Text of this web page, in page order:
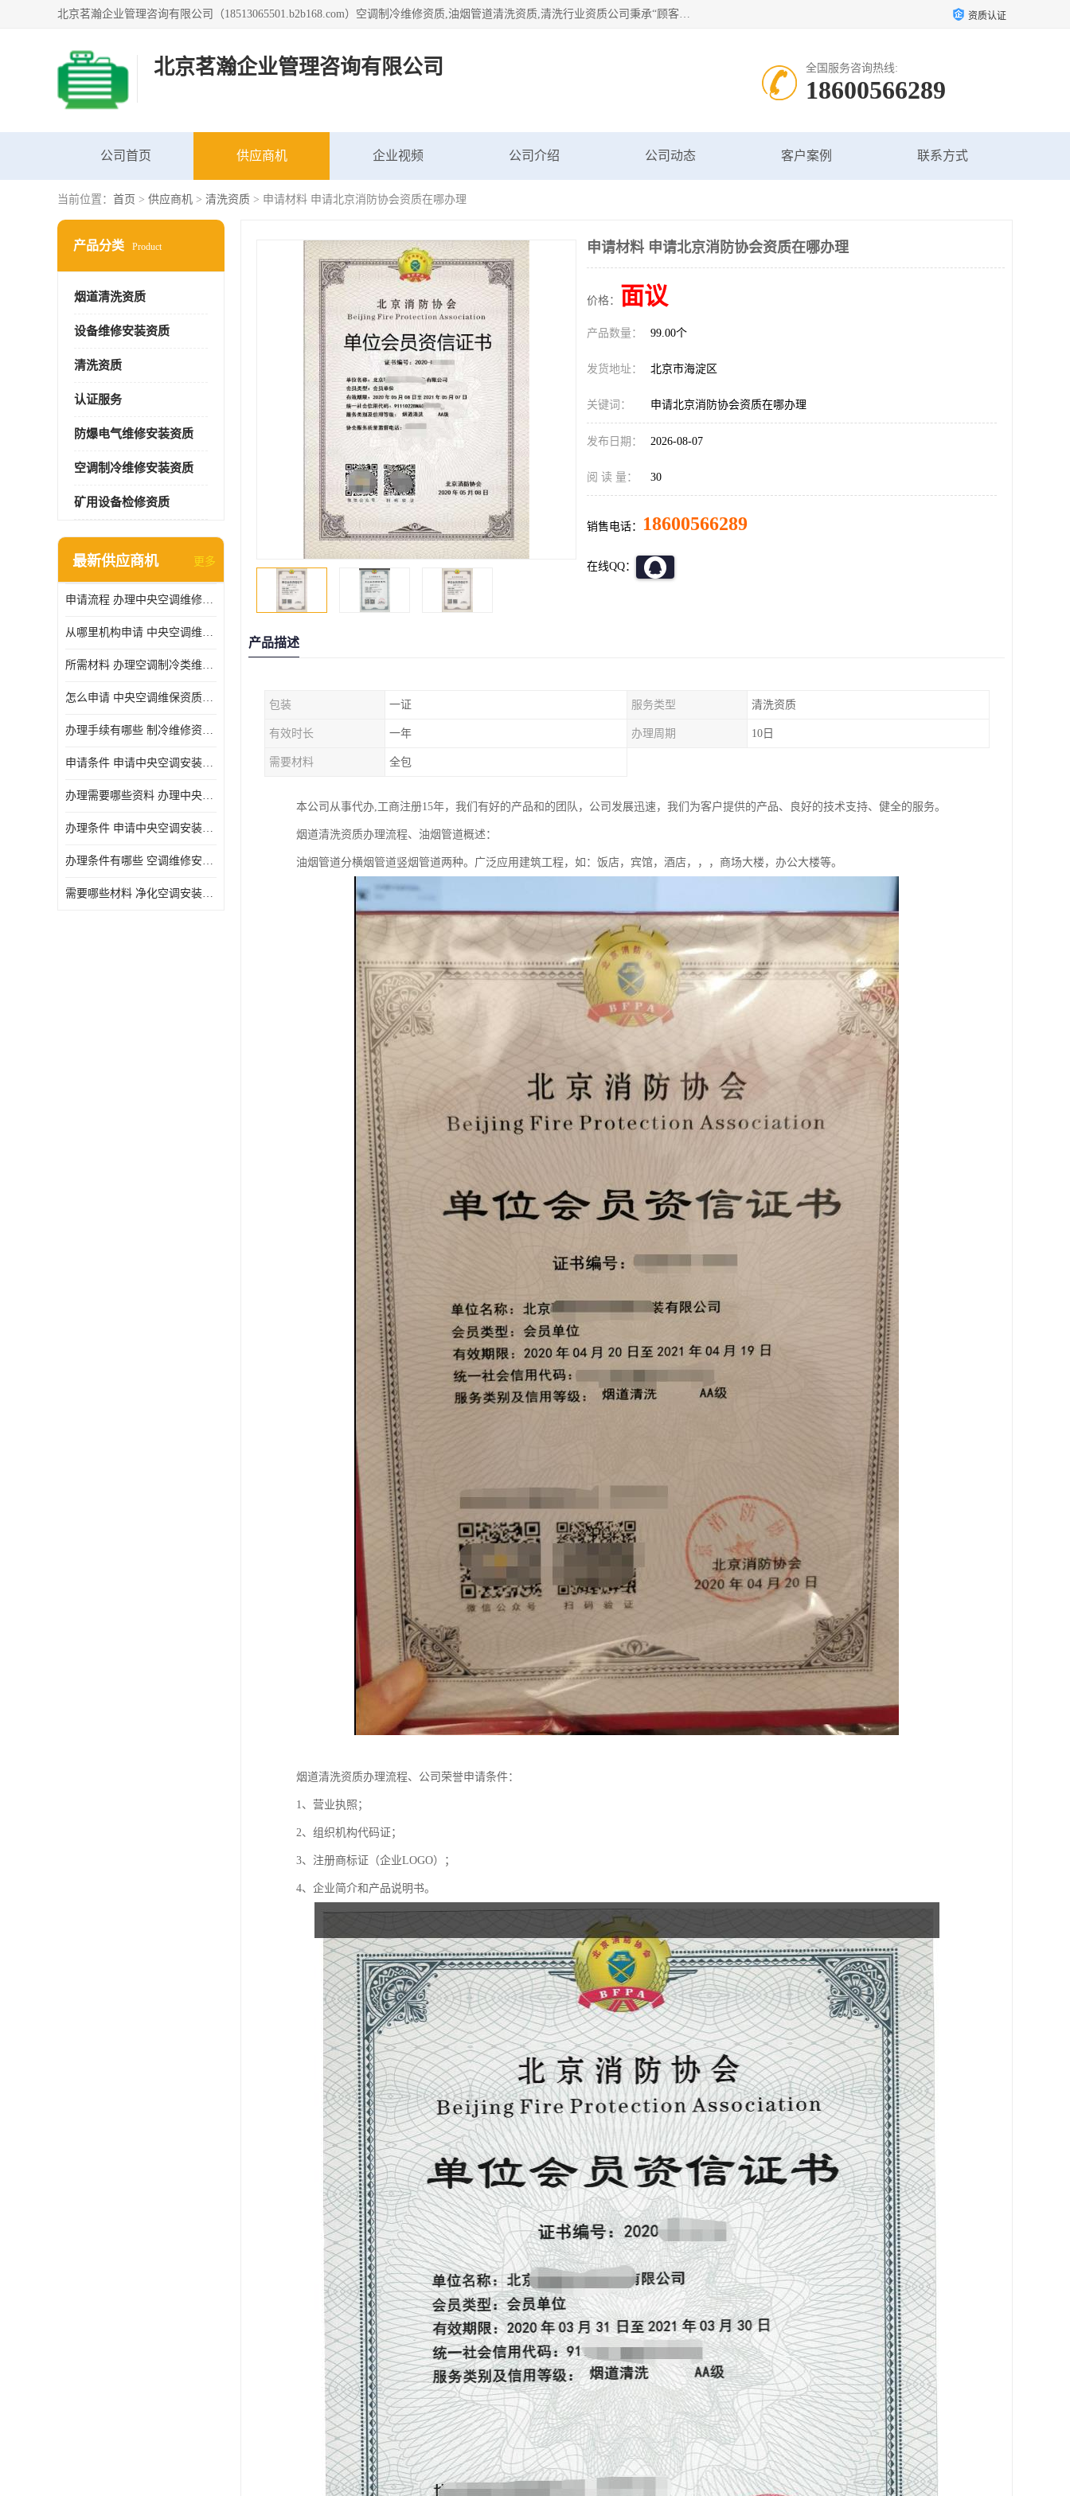
北京茗瀚企业管理咨询有限公司（18513065501.b2b168.com）空调制冷维修资质,油烟管道清洗资质,清洗行业资质公司秉承“顾客至上，锐意进缺的经营理念，我们提供高质量的产品，坚持“客户”的原则为广大客户提供贴心服务。如果你对公司的产品感兴趣，可以联系高经理，我们会用好的产品和服务让您满意。 资质认证
北京茗瀚企业管理咨询有限公司 全国服务咨询热线:
18600566289
公司首页 供应商机 企业视频 公司介绍 公司动态 客户案例 联系方式
当前位置： 首页 > 供应商机 > 清洗资质 > 申请材料 申请北京消防协会资质在哪办理
产品分类 Product
烟道清洗资质
设备维修安装资质
清洗资质
认证服务
防爆电气维修安装资质
空调制冷维修安装资质
矿用设备检修资质
最新供应商机 更多
申请流程 办理中央空调维修安装资质所需材料
从哪里机构申请 中央空调维修安装资质申请材料
所需材料 办理空调制冷类维修资质有什么要求
怎么申请 中央空调维保资质需要哪些手续
办理手续有哪些 制冷维修资质需要什么条件
申请条件 申请中央空调安装维修资质需要哪些手续
办理需要哪些资料 办理中央空调维修安装资质手续有哪些
办理条件 申请中央空调安装维修资质需要什么条件
办理条件有哪些 空调维修安装资质需要哪些条件
需要哪些材料 净化空调安装维修资质怎么办理流程
申请材料 申请北京消防协会资质在哪办理
价格： 面议
产品数量： 99.00个
发货地址： 北京市海淀区
关键词： 申请北京消防协会资质在哪办理
发布日期： 2026-08-07
阅 读 量： 30
销售电话： 18600566289
在线QQ：
产品描述
包装 一证 服务类型 清洗资质
有效时长 一年 办理周期 10日
需要材料 全包
本公司从事代办,工商注册15年，我们有好的产品和的团队，公司发展迅速，我们为客户提供的产品、良好的技术支持、健全的服务。
烟道清洗资质办理流程、油烟管道概述：
油烟管道分横烟管道竖烟管道两种。广泛应用建筑工程，如：饭店，宾馆，酒店，，，商场大楼，办公大楼等。
烟道清洗资质办理流程、公司荣誉申请条件：
1、营业执照；
2、组织机构代码证；
3、注册商标证（企业LOGO）；
4、企业简介和产品说明书。